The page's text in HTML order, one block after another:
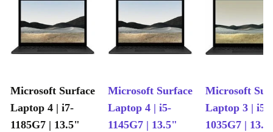
Microsoft Surface
Laptop 4 | i7-
1185G7 | 13.5"
Microsoft Surface
Laptop 4 | i5-
1145G7 | 13.5"
Microsoft
Laptop 3 | i5-
1035G7 |